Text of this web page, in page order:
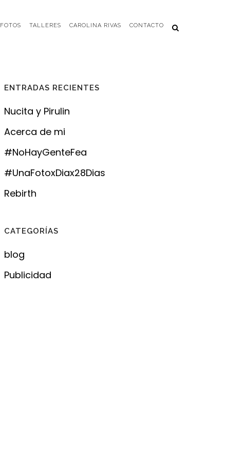
FOTOS TALLERES CAROLINA RIVAS CONTACTO
ENTRADAS RECIENTES
Nucita y Pirulin
Acerca de mi
#NoHayGenteFea
#UnaFotoxDiax28Dias
Rebirth
CATEGORÍAS
blog
Publicidad